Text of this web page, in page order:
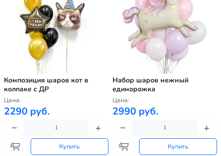
Композиция шаров кот в
колпаке с ДР
Цена:
2290 руб.
Купить
Набор шаров нежный
единорожка
Цена:
2990 руб.
Купить